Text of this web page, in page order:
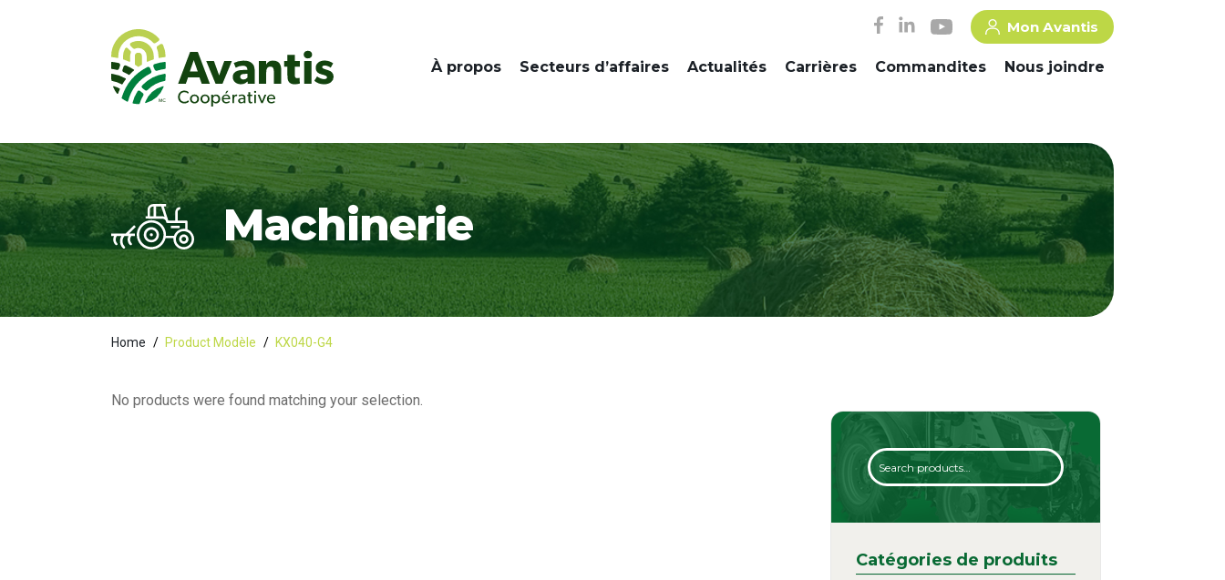
Mon Avantis
À propos Secteurs d’affaires Actualités Carrières Commandites Nous joindre
Machinerie
Home / Product Modèle / KX040-G4
No products were found matching your selection.
Search
Catégories de produits